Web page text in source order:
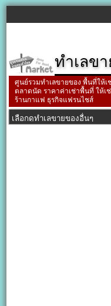
ทำเลข
ศูนย์รวมทำเลขายของ พื้นที่ให้
ตลาดนัด ราคาค่าเช่าพื้นที่ ให้เ
ร้านกาแฟ ธุรกิจแฟรนไชส์